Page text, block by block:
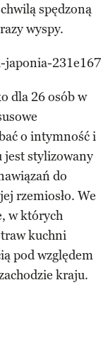
spędzoną
wyspy.
dla 26 osób w
o intymność i
jest stylizowany
do
rzemiosło. We
w których
kuchni
pod względem
kraju.